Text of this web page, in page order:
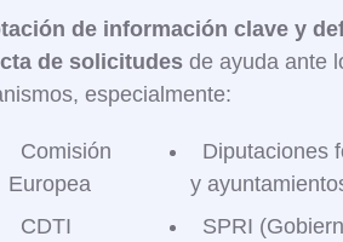
de información clave y
de solicitudesde ayuda ante
especialmente:​
Comisión
Europea
CDTI
Diputaciones
y
SPRI